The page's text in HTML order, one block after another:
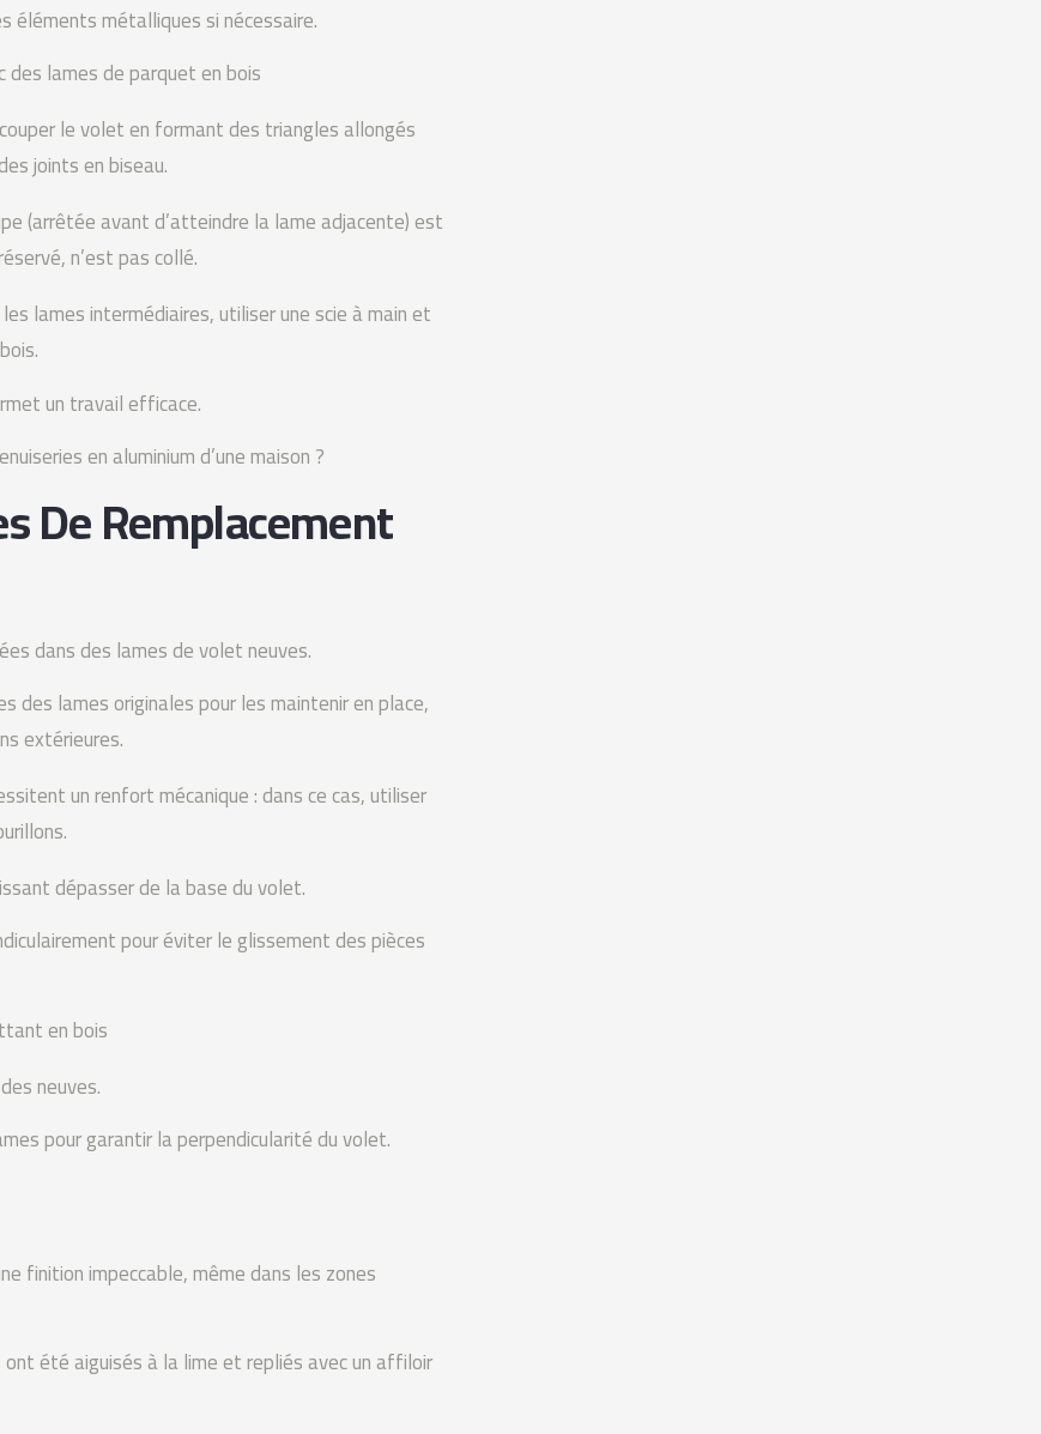
éléments métalliques si nécessaire.
lames de parquet en bois
le volet en formant des triangles allongés
joints en biseau.
(arrêtée avant d’atteindre la lame adjacente) est
n’est pas collé.
lames intermédiaires, utiliser une scie à main et
un travail efficace.
en aluminium d’une maison ?
De Remplacement
dans des lames de volet neuves.
des lames originales pour les maintenir en place,
extérieures.
un renfort mécanique : dans ce cas, utiliser
dépasser de la base du volet.
pour éviter le glissement des pièces
en bois
neuves.
pour garantir la perpendicularité du volet.
finition impeccable, même dans les zones
été aiguisés à la lime et repliés avec un affiloir